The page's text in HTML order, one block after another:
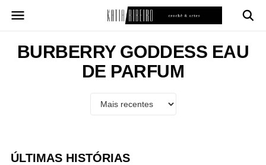
para
conteúdoBURBERRY GODDESS EAU
DE PARFUM
ÚLTIMAS HISTÓRIAS